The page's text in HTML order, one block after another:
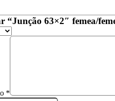
“Junção 63×2″ femea/
*